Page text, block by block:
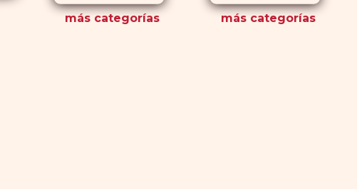
más categorías más categorías